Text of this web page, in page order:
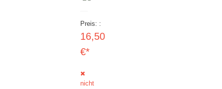
Preis:
16,50
€*
nicht